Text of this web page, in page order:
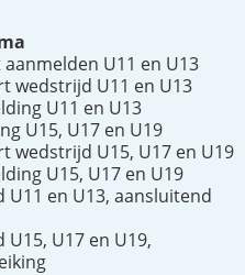
U11 en U13
wedstrijd U11 en U13
U11 en U13
U15, U17 en U19
wedstrijd U15, U17 en U19
U15, U17 en U19
U11 en U13, aansluitend
U17 en U19,